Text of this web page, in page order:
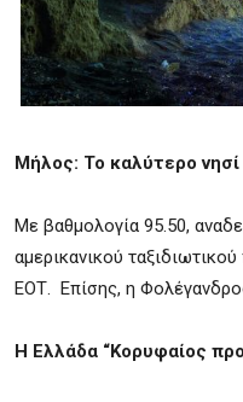
Μήλος: Το καλύτερο
Με βαθμολογία 95.50,
αμερικανικού
ΕΟΤ. Επίσης, η
Η Ελλάδα “Κορυφαίος